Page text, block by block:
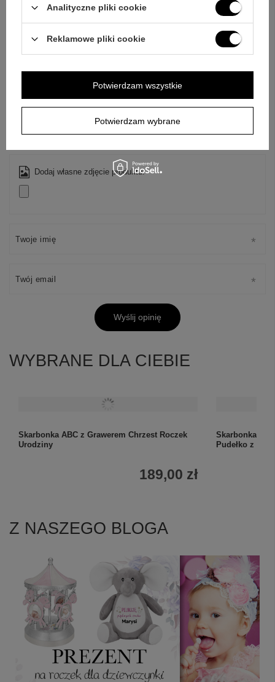
NAPISZ SWOJĄ OPINIĘ
Twoja ocena:
5/5
Treść twojej opinii
Dodaj własne zdjęcie produktu:
Twoje imię
Twój email
Wyślij opinię
WYBRANE DLA CIEBIE
Skarbonka ABC z Grawerem Chrzest Roczek
Urodziny
189,00 zł
Skarbonka
Pudełko z
Z NASZEGO BLOGA
Analityczne pliki cookie
Reklamowe pliki cookie
Potwierdzam wybrane
Potwierdzam wszystkie